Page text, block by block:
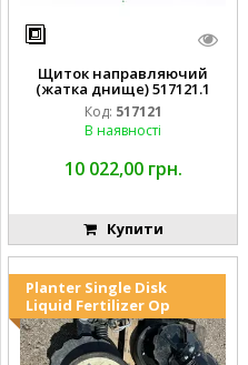
Щиток направляючий
(жатка днище) 517121.1
Код: 517121
В наявності
10 022,00 грн.
Купити
Planter Single Disk
Liquid Fertilizer Op